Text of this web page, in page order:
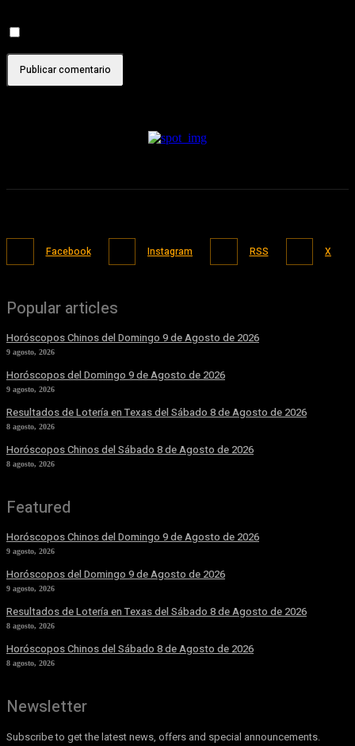
Facebook Instagram RSS X
Popular articles
Horóscopos Chinos del Domingo 9 de Agosto de 2026
9 agosto, 2026
Horóscopos del Domingo 9 de Agosto de 2026
9 agosto, 2026
Resultados de Lotería en Texas del Sábado 8 de Agosto de 2026
8 agosto, 2026
Horóscopos Chinos del Sábado 8 de Agosto de 2026
8 agosto, 2026
Featured
Horóscopos Chinos del Domingo 9 de Agosto de 2026
9 agosto, 2026
Horóscopos del Domingo 9 de Agosto de 2026
9 agosto, 2026
Resultados de Lotería en Texas del Sábado 8 de Agosto de 2026
8 agosto, 2026
Horóscopos Chinos del Sábado 8 de Agosto de 2026
8 agosto, 2026
Newsletter
Subscribe to get the latest news, offers and special announcements.